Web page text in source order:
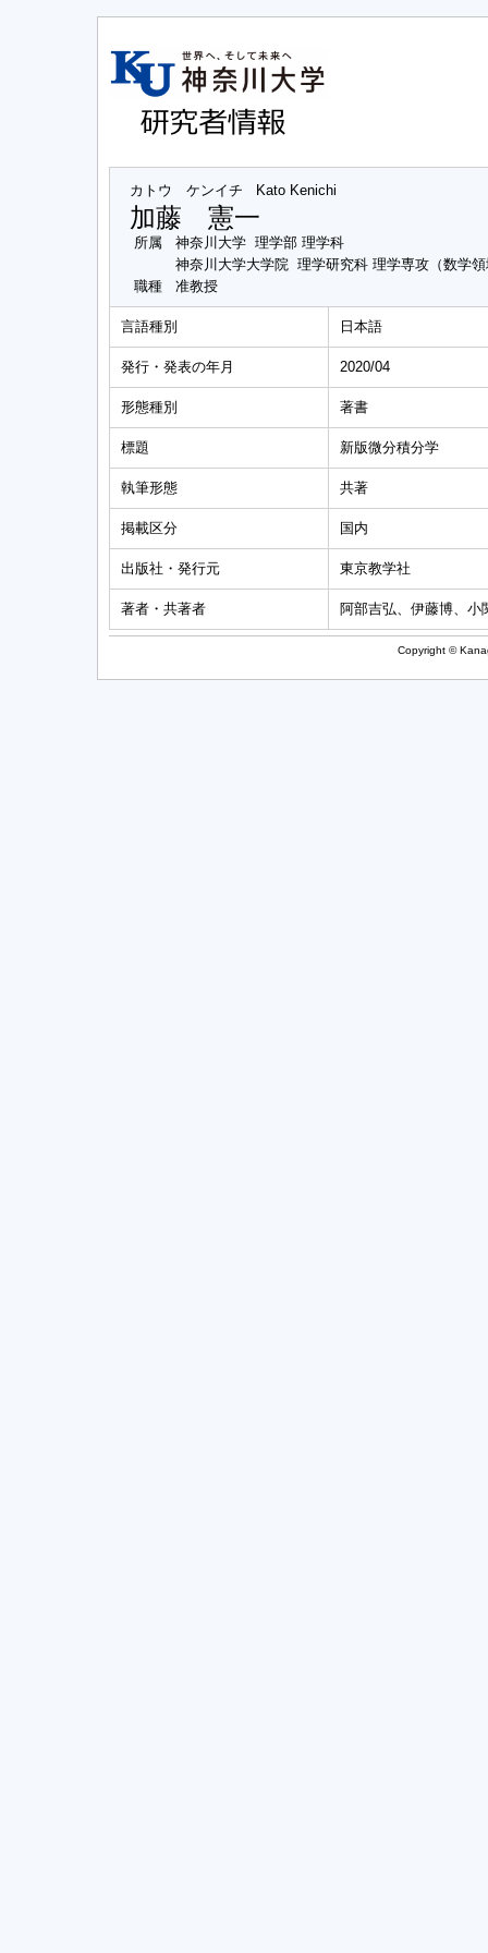
カトウ ケンイチ Kato Kenichi
加藤 憲一
所属
神奈川大学 理学部 理学科
神奈川大学大学院 理学研究科 理学専攻（数学
職種
准教授
言語種別 日本語
発行・発表の年月 2020/04
形態種別 著書
標題 新版微分積分学
執筆形態 共著
掲載区分 国内
出版社・発行元 東京教学社
著者・共著者 阿部吉弘、伊藤博、小
Copyright ©